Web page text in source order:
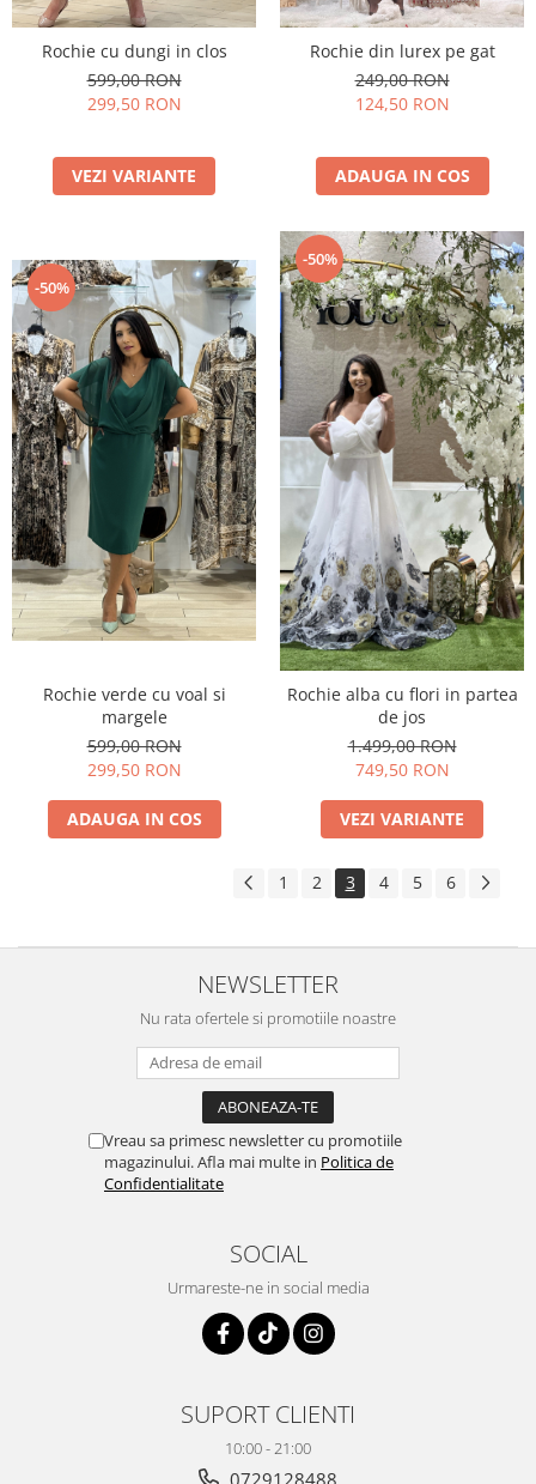
Rochie cu dungi in clos
599,00 RON
299,50 RON
VEZI VARIANTE
Rochie din lurex pe gat
249,00 RON
124,50 RON
ADAUGA IN COS
-50%
Rochie verde cu voal si
margele
599,00 RON
299,50 RON
ADAUGA IN COS
-50%
Rochie alba cu flori in partea
de jos
1.499,00 RON
749,50 RON
VEZI VARIANTE
1 2 3 4 5 6
NEWSLETTER
Nu rata ofertele si promotiile noastre
Vreau sa primesc newsletter cu promotiile
magazinului. Afla mai multe in Politica de
Confidentialitate
SOCIAL
Urmareste-ne in social media
SUPORT CLIENTI
10:00 - 21:00
0729128488